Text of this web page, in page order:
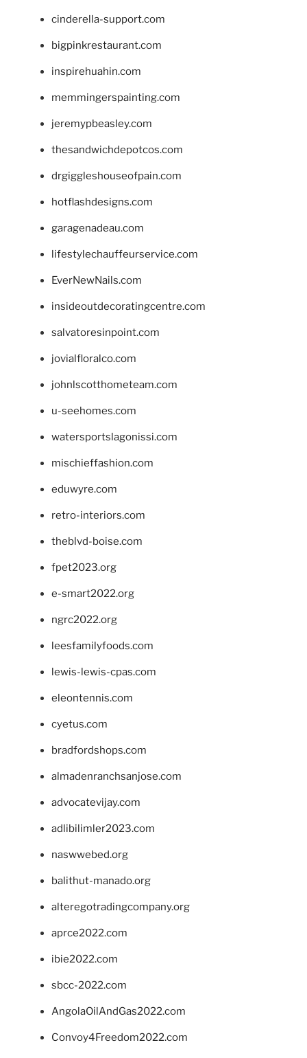
cinderella-support.com
bigpinkrestaurant.com
inspirehuahin.com
memmingerspainting.com
jeremypbeasley.com
thesandwichdepotcos.com
drgiggleshouseofpain.com
hotflashdesigns.com
garagenadeau.com
lifestylechauffeurservice.com
EverNewNails.com
insideoutdecoratingcentre.com
salvatoresinpoint.com
jovialfloralco.com
johnlscotthometeam.com
u-seehomes.com
watersportslagonissi.com
mischieffashion.com
eduwyre.com
retro-interiors.com
theblvd-boise.com
fpet2023.org
e-smart2022.org
ngrc2022.org
leesfamilyfoods.com
lewis-lewis-cpas.com
eleontennis.com
cyetus.com
bradfordshops.com
almadenranchsanjose.com
advocatevijay.com
adlibilimler2023.com
naswwebed.org
balithut-manado.org
alteregotradingcompany.org
aprce2022.com
ibie2022.com
sbcc-2022.com
AngolaOilAndGas2022.com
Convoy4Freedom2022.com